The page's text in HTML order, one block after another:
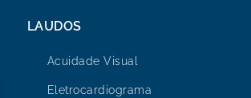
LAUDOS
Acuidade Visual
Eletrocardiograma